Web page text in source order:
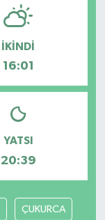
İKINDI
16:01
YATSI
20:39
ÇUKURCA